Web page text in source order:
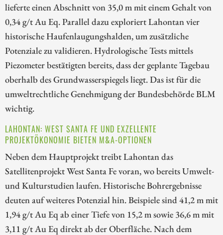
lieferte einen Abschnitt von 35,0 m mit einem Gehalt von
0,34 g/t Au Eq. Parallel dazu exploriert Lahontan vier
historische Haufenlaugungshalden, um zusätzliche
Potenziale zu validieren. Hydrologische Tests mittels
Piezometer bestätigten bereits, dass der geplante Tagebau
oberhalb des Grundwasserspiegels liegt. Das ist für die
umweltrechtliche Genehmigung der Bundesbehörde BLM
wichtig.
LAHONTAN: WEST SANTA FE UND EXZELLENTE
PROJEKTÖKONOMIE BIETEN M&A-OPTIONEN
Neben dem Hauptprojekt treibt Lahontan das
Satellitenprojekt West Santa Fe voran, wo bereits Umwelt-
und Kulturstudien laufen. Historische Bohrergebnisse
deuten auf weiteres Potenzial hin. Beispiele sind 41,2 m mit
1,94 g/t Au Eq ab einer Tiefe von 15,2 m sowie 36,6 m mit
3,11 g/t Au Eq direkt ab der Oberfläche. Nach dem